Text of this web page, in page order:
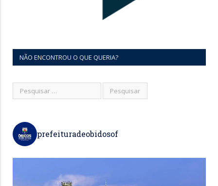
NÃO ENCONTROU O QUE QUERIA?
prefeituradeobidosof